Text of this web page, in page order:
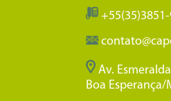
Av.
Boa Esperança/